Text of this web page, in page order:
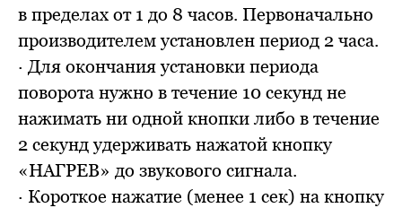
в пределах от 1 до 8 часов. Первоначально
производителем установлен период 2 часа.
· Для окончания установки периода
поворота нужно в течение 10 секунд не
нажимать ни одной кнопки либо в течение
2 секунд удерживать нажатой кнопку
«НАГРЕВ» до звукового сигнала.
· Короткое нажатие (менее 1 сек) на кнопку